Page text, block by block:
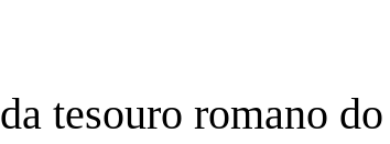
tesouro romano do